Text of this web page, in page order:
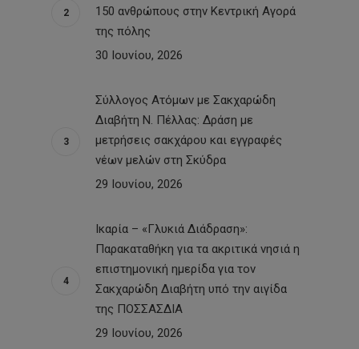
150 ανθρώπους στην Κεντρική Αγορά
της πόλης
30 Ιουνίου, 2026
Σύλλογος Ατόμων με Σακχαρώδη
Διαβήτη Ν. Πέλλας: Δράση με
μετρήσεις σακχάρου και εγγραφές
νέων μελών στη Σκύδρα
29 Ιουνίου, 2026
Ικαρία – «Γλυκιά Διάδραση»:
Παρακαταθήκη για τα ακριτικά νησιά η
επιστημονική ημερίδα για τον
Σακχαρώδη Διαβήτη υπό την αιγίδα
της ΠΟΣΣΑΣΔΙΑ
29 Ιουνίου, 2026